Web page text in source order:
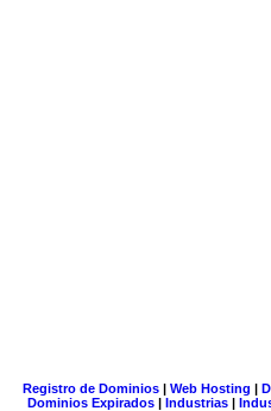
Registro de Dominios| Web Hosting |
Dominios Expirados | Industrias |